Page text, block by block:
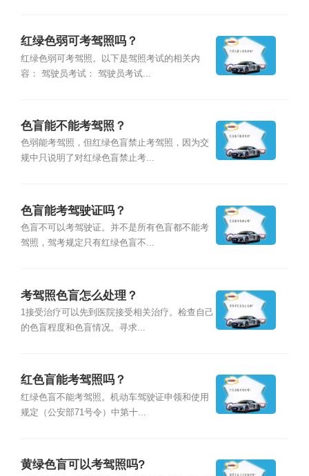
红绿色弱可考驾照吗？
红绿色弱可考驾照。以下是驾照考试的相关内
容： 驾驶员考试： 驾驶员考试...
色盲能不能考驾照？
色弱能考驾照，但红绿色盲禁止考驾照，因为交
规中只说明了对红绿色盲禁止考...
色盲能考驾驶证吗？
色盲不可以考驾驶证。并不是所有色盲都不能考
驾照，驾考规定只有红绿色盲不...
考驾照色盲怎么处理？
1接受治疗可以先到医院接受相关治疗。检查自己
的色盲程度和色盲情况。寻求...
红色盲能考驾照吗？
红绿色盲不能考驾照。机动车驾驶证申领和使用
规定（公安部71号令）中第十...
黄绿色盲可以考驾照吗?